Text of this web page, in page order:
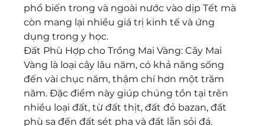
phổ biến trong và ngoài nước vào dịp Tết mà
còn mang lại nhiều giá trị kinh tế và ứng
dụng trong y học.
Đất Phù Hợp cho Trồng Mai Vàng: Cây Mai
Vàng là loại cây lâu năm, có khả năng sống
đến vài chục năm, thậm chí hơn một trăm
năm. Đặc điểm này giúp chúng tồn tại trên
nhiều loại đất, từ đất thịt, đất đỏ bazan, đất
phù sa đến đất sét pha và đất lẫn sỏi đá.